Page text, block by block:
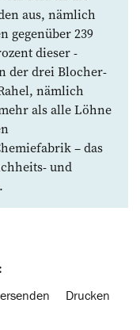
aus, nämlich
gegenüber 239
dieser
der drei Blocher-
nämlich
als alle Löhne
– das
und
Drucken